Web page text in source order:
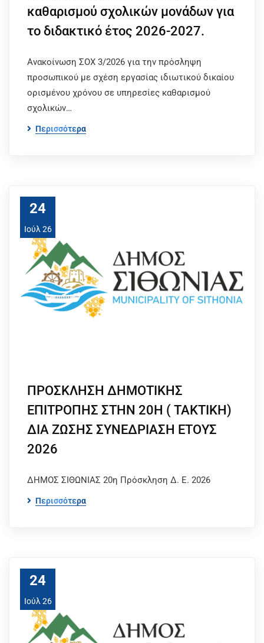
καθαρισμού σχολικών μονάδων για
το διδακτικό έτος 2026-2027.
Ανακοίνωση ΣΟΧ 3/2026 για την πρόσληψη
προσωπικού με σχέση εργασίας ιδιωτικού δικαίου
ορισμένου χρόνου σε υπηρεσίες καθαρισμού
σχολικών…
Περισσότερα
24
Ιούλ 26
ΠΡΟΣΚΛΗΣΗ ΔΗΜΟΤΙΚΗΣ
ΕΠΙΤΡΟΠΗΣ ΣΤΗΝ 20Η ( ΤΑΚΤΙΚΗ)
ΔΙΑ ΖΩΣΗΣ ΣΥΝΕΔΡΙΑΣΗ ΕΤΟΥΣ
2026
ΔΗΜΟΣ ΣΙΘΩΝΙΑΣ 20η Πρόσκληση Δ. Ε. 2026
Περισσότερα
24
Ιούλ 26